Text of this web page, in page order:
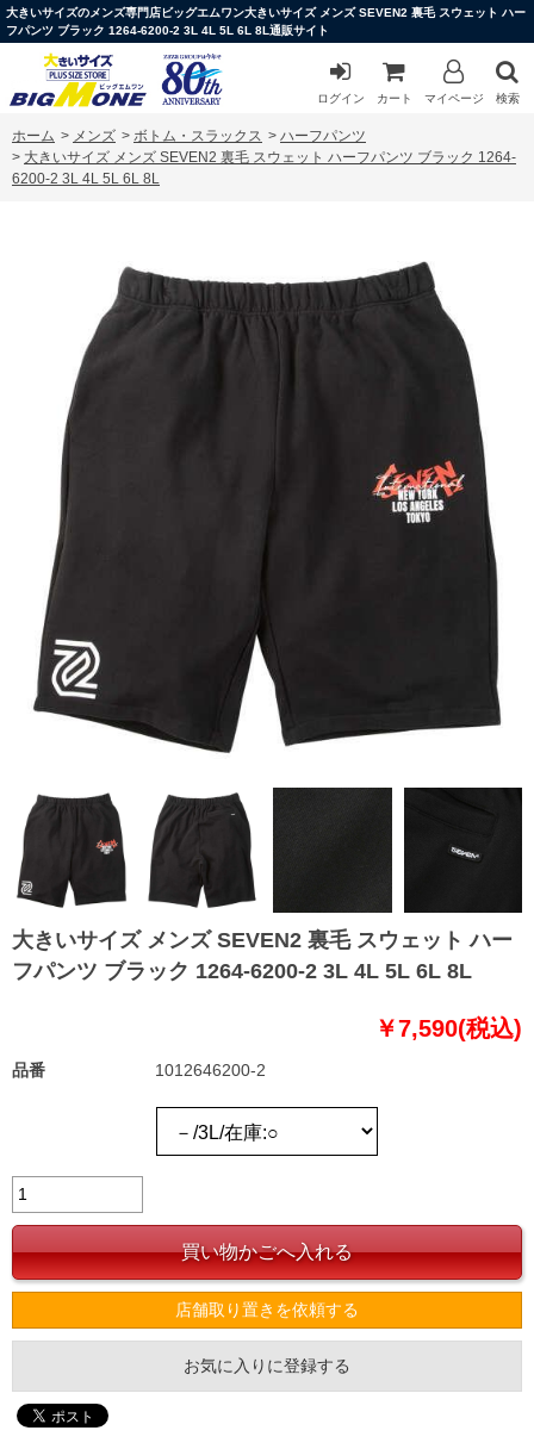
大きいサイズのメンズ専門店ビッグエムワン大きいサイズ メンズ SEVEN2 裏毛 スウェット ハー
フパンツ ブラック 1264-6200-2 3L 4L 5L 6L 8L通販サイト
ログイン カート マイページ 検索
ホーム > メンズ > ボトム・スラックス > ハーフパンツ
> 大きいサイズ メンズ SEVEN2 裏毛 スウェット ハーフパンツ ブラック 1264-
6200-2 3L 4L 5L 6L 8L
大きいサイズ メンズ SEVEN2 裏毛 スウェット ハー
フパンツ ブラック 1264-6200-2 3L 4L 5L 6L 8L
￥7,590(税込)
品番 1012646200-2
店舗取り置きを依頼する
お気に入りに登録する